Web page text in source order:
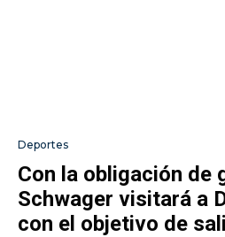
Deportes
Con la obligación de
Schwager visitará a
con el objetivo de